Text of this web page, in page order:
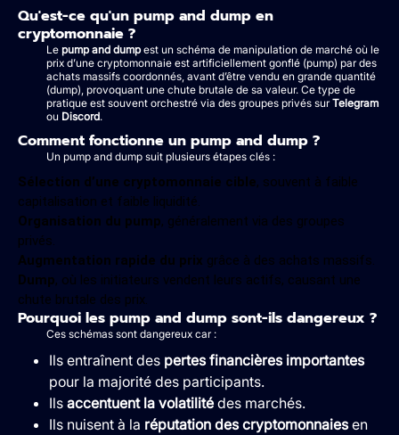
Qu'est-ce qu'un pump and dump en
cryptomonnaie ?
Le pump and dumpest un schéma de manipulation de marché où le
prix d’une cryptomonnaie est artificiellement gonflé (pump) par des
achats massifs coordonnés, avant d’être vendu en grande quantité
(dump), provoquant une chute brutale de sa valeur. Ce type de
pratique est souvent orchestré via des groupes privés sur Telegram
ou Discord.
Comment fonctionne un pump and dump ?
Un pump and dump suit plusieurs étapes clés :
Sélection d’une cryptomonnaie cible, souvent à faible
capitalisation et faible liquidité.
Organisation du pump, généralement via des groupes
privés.
Augmentation rapide du prix grâce à des achats massifs.
Dump, où les initiateurs vendent leurs actifs, causant une
chute brutale des prix.
Pourquoi les pump and dump sont-ils dangereux ?
Ces schémas sont dangereux car :
Ils entraînent des pertes financières importantes
pour la majorité des participants.
Ils accentuent la volatilité des marchés.
Ils nuisent à la réputation des cryptomonnaiesen